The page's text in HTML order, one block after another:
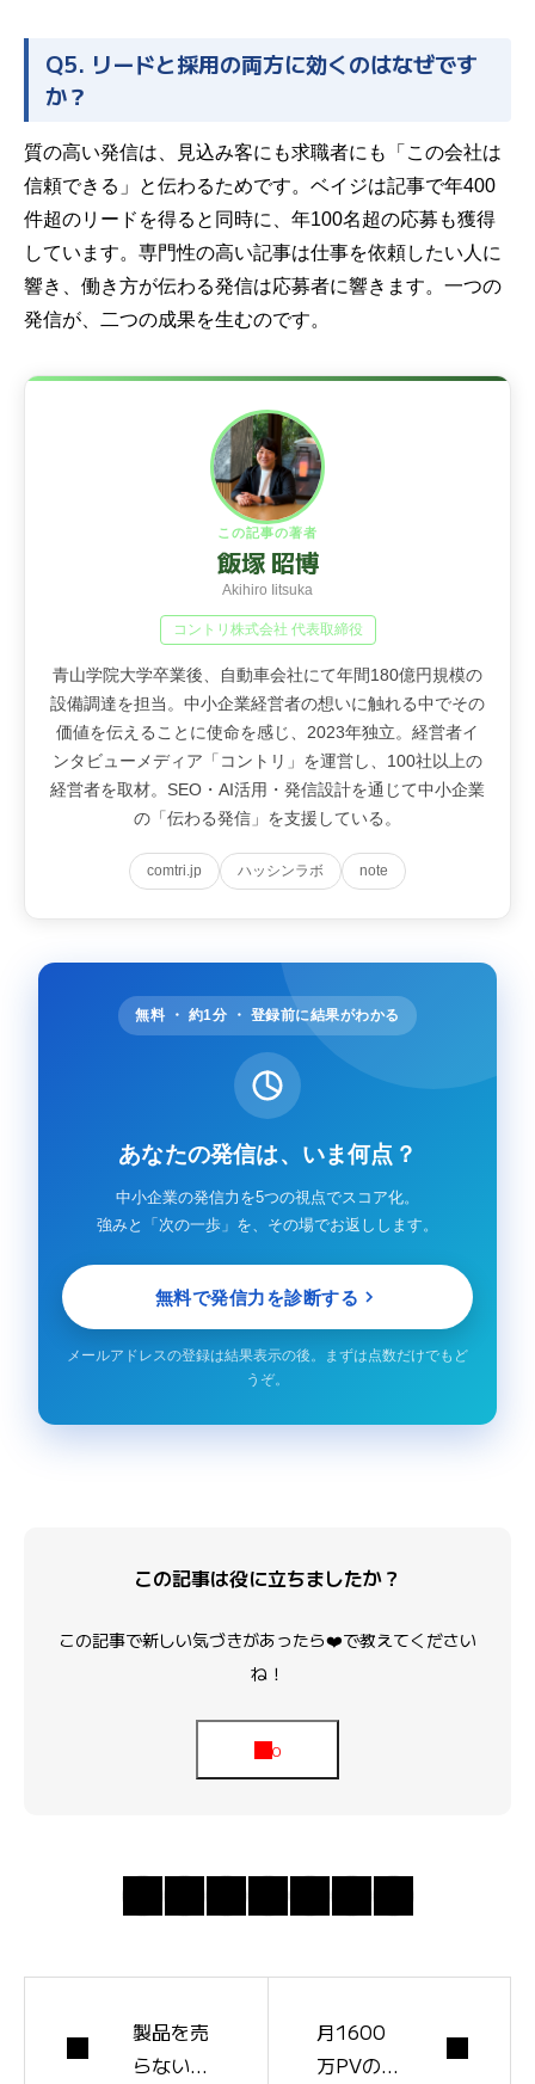
Q5. リードと採用の両方に効くのはなぜです
か？
質の高い発信は、見込み客にも求職者にも「この会社は
信頼できる」と伝わるためです。ベイジは記事で年400
件超のリードを得ると同時に、年100名超の応募も獲得
しています。専門性の高い記事は仕事を依頼したい人に
響き、働き方が伝わる発信は応募者に響きます。一つの
発信が、二つの成果を生むのです。
この記事の著者
飯塚 昭博
Akihiro Iitsuka
コントリ株式会社 代表取締役
青山学院大学卒業後、自動車会社にて年間180億円規模の
設備調達を担当。中小企業経営者の想いに触れる中でその
価値を伝えることに使命を感じ、2023年独立。経営者イ
ンタビューメディア「コントリ」を運営し、100社以上の
経営者を取材。SEO・AI活用・発信設計を通じて中小企業
の「伝わる発信」を支援している。
comtri.jp ハッシンラボ note
無料 ・ 約1分 ・ 登録前に結果がわかる
あなたの発信は、いま何点？
中小企業の発信力を5つの視点でスコア化。
強みと「次の一歩」を、その場でお返しします。
無料で発信力を診断する
メールアドレスの登録は結果表示の後。まずは点数だけでもど
うぞ。
この記事は役に立ちましたか？
この記事で新しい気づきがあったら❤️で教えてください
ね！
製品を売
らないメ
月1600
万PVのメ